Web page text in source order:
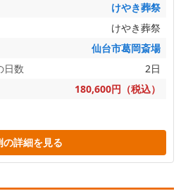
けやき葬祭
けやき葬祭
仙台市葛岡斎場
日数
2日
180,600円（税込）
の詳細を見る